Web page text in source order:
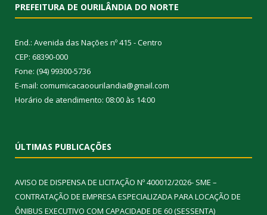
PREFEITURA DE OURILÂNDIA DO NORTE
End.: Avenida das Nações nº 415 - Centro
CEP: 68390-000
Fone: (94) 99300-5736
E-mail: comumicacaoourilandia@gmail.com
Horário de atendimento: 08:00 às 14:00
ÚLTIMAS PUBLICAÇÕES
AVISO DE DISPENSA DE LICITAÇÃO Nº 400012/2026- SME –
CONTRATAÇÃO DE EMPRESA ESPECIALIZADA PARA LOCAÇÃO DE
ÔNIBUS EXECUTIVO COM CAPACIDADE DE 60 (SESSENTA)